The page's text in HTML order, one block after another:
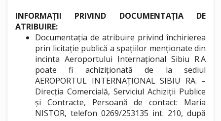
INFORMAȚII PRIVIND DOCUMENTAȚIA DE
ATRIBUIRE:
Documentația de atribuire privind închirierea
prin licitație publică a spațiilor menționate din
incinta Aeroportului Internațional Sibiu R.A
poate fi achiziționată de la sediul
AEROPORTUL INTERNAȚIONAL SIBIU RA. –
Direcția Comercială, Serviciul Achiziții Publice
și Contracte, Persoană de contact: Maria
NISTOR, telefon 0269/253135 int. 210, după